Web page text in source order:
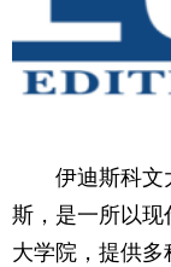
伊迪斯科文
斯，是一所以现
大学院，提供